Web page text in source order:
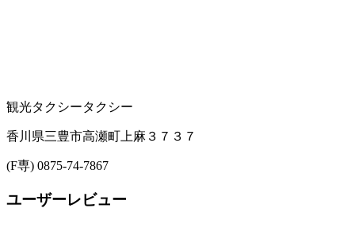
観光タクシータクシー
香川県三豊市高瀬町上麻３７３７
(F専) 0875-74-7867
ユーザーレビュー